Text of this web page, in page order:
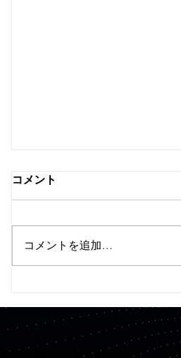
Quemix、Hondaより資金
達を実施
コメント
コメントを追加…